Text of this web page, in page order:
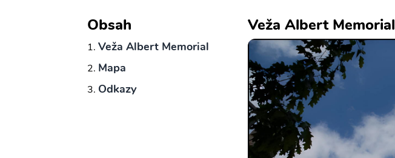
Obsah
Veža Albert Memorial
Mapa
Odkazy
Veža Albert Memorial